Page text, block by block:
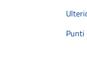
Punti